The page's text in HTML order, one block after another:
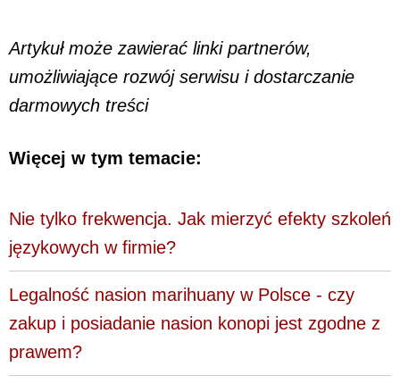
Artykuł może zawierać linki partnerów,
umożliwiające rozwój serwisu i dostarczanie
darmowych treści
Więcej w tym temacie:
Nie tylko frekwencja. Jak mierzyć efekty szkoleń
językowych w firmie?
Legalność nasion marihuany w Polsce - czy
zakup i posiadanie nasion konopi jest zgodne z
prawem?